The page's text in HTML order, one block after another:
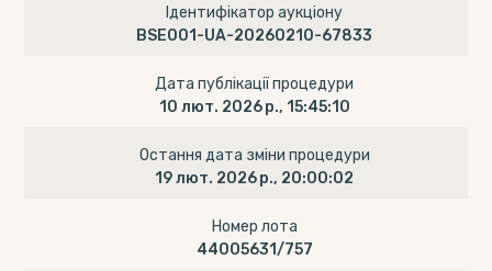
Ідентифікатор аукціону
BSE001-UA-20260210-67833
Дата публікації процедури
10 лют. 2026 р., 15:45:10
Остання дата зміни процедури
19 лют. 2026 р., 20:00:02
Номер лота
44005631/757